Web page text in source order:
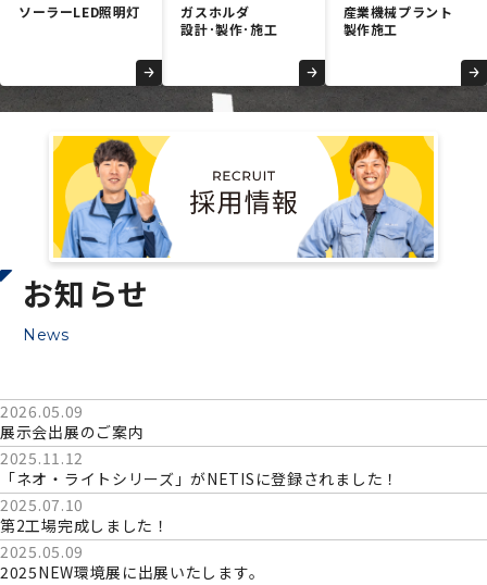
産業機械プラント
製作施工
ガスホルダ
設計･製作･施工
ソーラーLED照明灯
お知らせ
News
2026.05.09
展示会出展のご案内
2025.11.12
「ネオ・ライトシリーズ」がNETISに登録されました！
2025.07.10
第2工場完成しました！
2025.05.09
2025NEW環境展に出展いたします。